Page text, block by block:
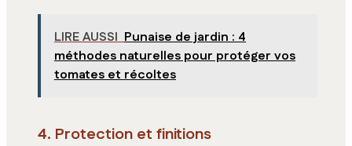
LIRE AUSSI Punaise de jardin : 4
méthodes naturelles pour protéger vos
tomates et récoltes
4. Protection et finitions